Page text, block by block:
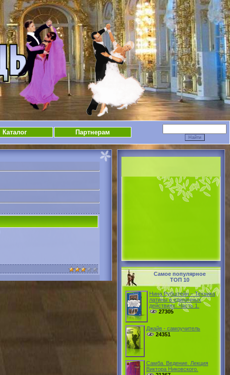
Каталог Партнерам
Самое популярное
ТОП 10
Нина Рубштейн – Техника
латины в единичных
действияx. Часть 1.
27305
Джайв - самоучитель
24351
Самба. Ведение. Лекция
Виктора Никовского.